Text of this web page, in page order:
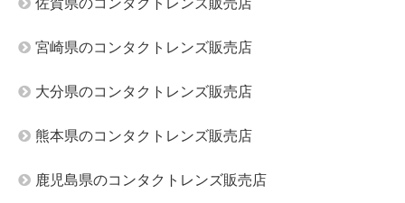
宮崎県のコンタクトレンズ販売店
大分県のコンタクトレンズ販売店
熊本県のコンタクトレンズ販売店
鹿児島県のコンタクトレンズ販売店